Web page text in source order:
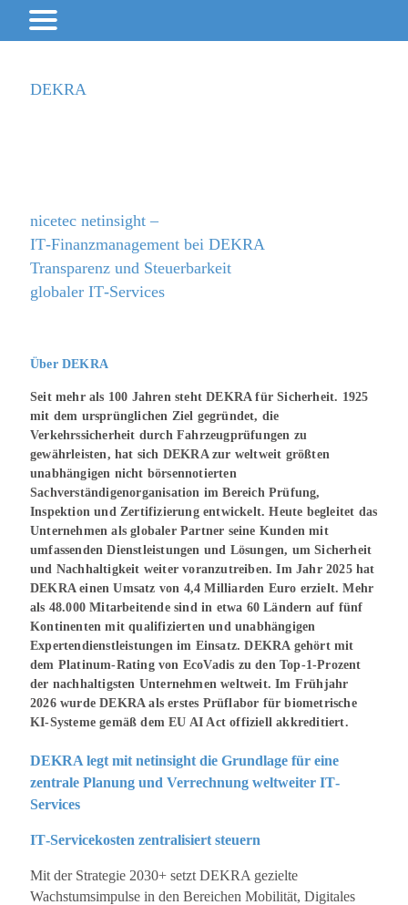
DEKRA
nicetec netinsight –
IT‐Finanzmanagement bei DEKRA
Transparenz und Steuerbarkeit
globaler IT‐Services
Über DEKRA
Seit mehr als 100 Jahren steht DEKRA für Sicherheit. 1925
mit dem ursprünglichen Ziel gegründet, die
Verkehrssicherheit durch Fahrzeugprüfungen zu
gewährleisten, hat sich DEKRA zur weltweit größten
unabhängigen nicht börsennotierten
Sachverständigenorganisation im Bereich Prüfung,
Inspektion und Zertifizierung entwickelt. Heute begleitet das
Unternehmen als globaler Partner seine Kunden mit
umfassenden Dienstleistungen und Lösungen, um Sicherheit
und Nachhaltigkeit weiter voranzutreiben. Im Jahr 2025 hat
DEKRA einen Umsatz von 4,4 Milliarden Euro erzielt. Mehr
als 48.000 Mitarbeitende sind in etwa 60 Ländern auf fünf
Kontinenten mit qualifizierten und unabhängigen
Expertendienstleistungen im Einsatz. DEKRA gehört mit
dem Platinum‐Rating von EcoVadis zu den Top‐1‐Prozent
der nachhaltigsten Unternehmen weltweit. Im Frühjahr
2026 wurde DEKRA als erstes Prüflabor für biometrische
KI-Systeme gemäß dem EU AI Act offiziell akkreditiert.
DEKRA legt mit netinsight die Grundlage für eine
zentrale Planung und Verrechnung weltweiter IT‐
Services
IT‐Servicekosten zentralisiert steuern
Mit der Strategie 2030+ setzt DEKRA gezielte
Wachstumsimpulse in den Bereichen Mobilität, Digitales